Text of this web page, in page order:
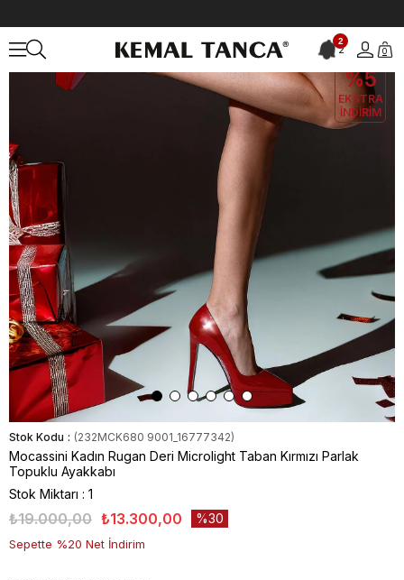
2
2 0
EKLE5
%5
EKSTRA
İNDİRİM
Stok Kodu (232MCK680 9001_16777342)
Mocassini Kadın Rugan Deri Microlight Taban Kırmızı Parlak
Topuklu Ayakkabı
Stok Miktarı : 1
₺19.000,00 ₺13.300,00 30
Sepette %20 Net İndirim